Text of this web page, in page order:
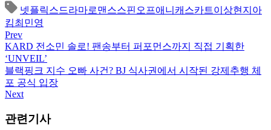
넷플릭스드라마로맨스스핀오프애니캐스카트이상현 지아
킴최민영
Prev
KARD 전소민 솔로! 팬송부터 퍼포먼스까지 직접 기획한
‘UNVEIL’
블랙핑크 지수 오빠 사건? BJ 식사권에서 시작된 강제추행 체
포 공식 입장
Next
관련기사